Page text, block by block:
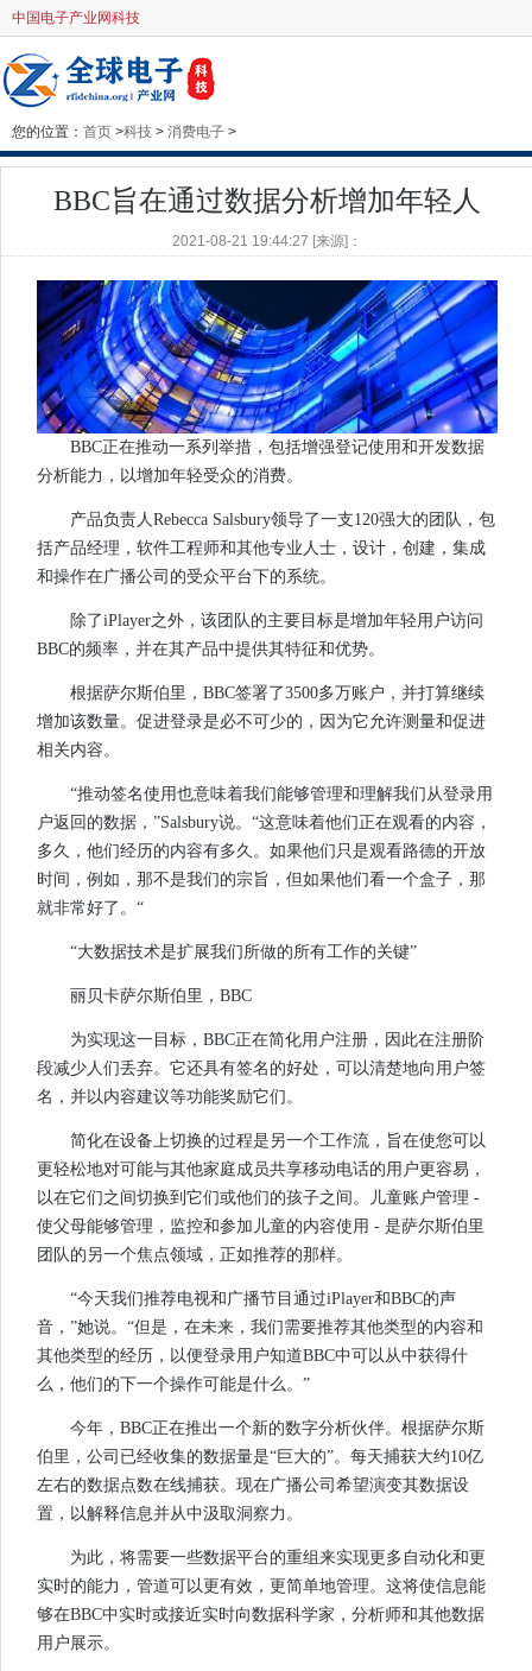
中国电子产业网科技
您的位置： 首页 >科技 > 消费电子 >
BBC旨在通过数据分析增加年轻人
2021-08-21 19:44:27 [来源]：
BBC正在推动一系列举措，包括增强登记使用和开发数据
分析能力，以增加年轻受众的消费。
产品负责人Rebecca Salsbury领导了一支120强大的团队，包
括产品经理，软件工程师和其他专业人士，设计，创建，集成
和操作在广播公司的受众平台下的系统。
除了iPlayer之外，该团队的主要目标是增加年轻用户访问
BBC的频率，并在其产品中提供其特征和优势。
根据萨尔斯伯里，BBC签署了3500多万账户，并打算继续
增加该数量。促进登录是必不可少的，因为它允许测量和促进
相关内容。
“推动签名使用也意味着我们能够管理和理解我们从登录用
户返回的数据，”Salsbury说。“这意味着他们正在观看的内容，
多久，他们经历的内容有多久。如果他们只是观看路德的开放
时间，例如，那不是我们的宗旨，但如果他们看一个盒子，那
就非常好了。“
“大数据技术是扩展我们所做的所有工作的关键”
丽贝卡萨尔斯伯里，BBC
为实现这一目标，BBC正在简化用户注册，因此在注册阶
段减少人们丢弃。它还具有签名的好处，可以清楚地向用户签
名，并以内容建议等功能奖励它们。
简化在设备上切换的过程是另一个工作流，旨在使您可以
更轻松地对可能与其他家庭成员共享移动电话的用户更容易，
以在它们之间切换到它们或他们的孩子之间。儿童账户管理 -
使父母能够管理，监控和参加儿童的内容使用 - 是萨尔斯伯里
团队的另一个焦点领域，正如推荐的那样。
“今天我们推荐电视和广播节目通过iPlayer和BBC的声
音，”她说。“但是，在未来，我们需要推荐其他类型的内容和
其他类型的经历，以便登录用户知道BBC中可以从中获得什
么，他们的下一个操作可能是什么。”
今年，BBC正在推出一个新的数字分析伙伴。根据萨尔斯
伯里，公司已经收集的数据量是“巨大的”。每天捕获大约10亿
左右的数据点数在线捕获。现在广播公司希望演变其数据设
置，以解释信息并从中汲取洞察力。
为此，将需要一些数据平台的重组来实现更多自动化和更
实时的能力，管道可以更有效，更简单地管理。这将使信息能
够在BBC中实时或接近实时向数据科学家，分析师和其他数据
用户展示。